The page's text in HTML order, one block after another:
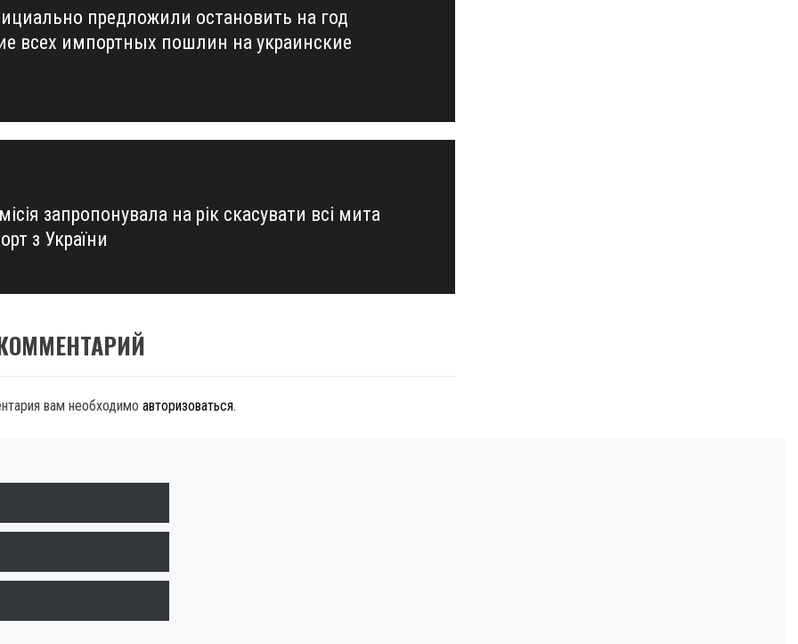
предложили остановить на год
всех импортных пошлин на украинские
запропонувала на рік скасувати всі мита
з України
вам необходимо авторизоваться.